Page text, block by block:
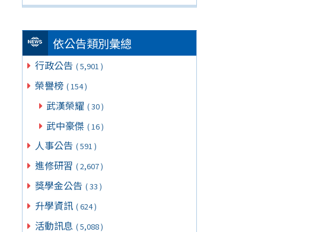
依公告類別彙總
行政公告 ( 5,901 )
榮譽榜 ( 154 )
武漢榮耀 ( 30 )
武中豪傑 ( 16 )
人事公告 ( 591 )
進修研習 ( 2,607 )
獎學金公告 ( 33 )
升學資訊 ( 624 )
活動訊息 ( 5,088 )